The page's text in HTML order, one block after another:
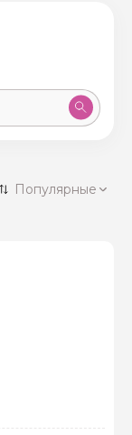
50 экскурсий
Популярные